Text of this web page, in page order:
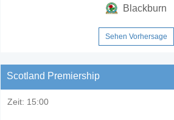
Blackburn
Sehen Vorhersage
Scotland Premiership
Zeit: 15:00